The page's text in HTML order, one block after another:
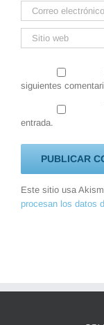
siguientes
entrada.
Este sitio usa
procesan los datos